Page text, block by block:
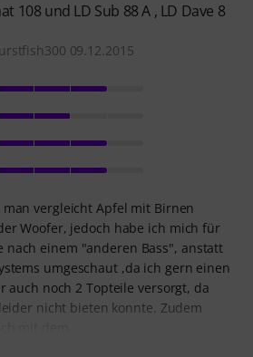
108 und LD Sub 88 A , LD Dave 8
09.12.2015
vergleicht Apfel mit Birnen
Woofer, jedoch habe ich mich für
nach einem "anderen Bass", anstatt
umgeschaut ,da ich gern einen
auch noch 2 Topteile versorgt, da
nicht bieten konnte. Zudem